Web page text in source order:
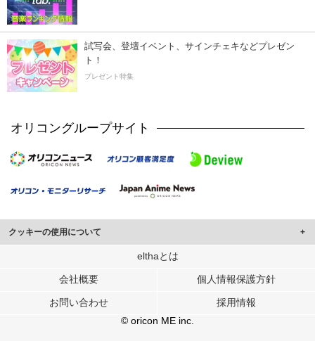
試写会、登壇イベント、サインチェキなどプレゼン
ト！
プレゼント特集
オリコングループサイト
クッキーの使用について
このサイトでは Cookie を使用して、ユーザーに合わせたコンテンツや広告の
行っています。
メディアや広告配信、データ解析の各パートナーに提供しています。
各パートナーは、この情報とユーザーが各パートナーに提供した他の情報や、
ユーザーが各パートナーのサービスを使用したときに収集した他の情報を組み
elthaとは
会社概要 個人情報保護方針
お問い合わせ
採用情報
© oricon ME inc.